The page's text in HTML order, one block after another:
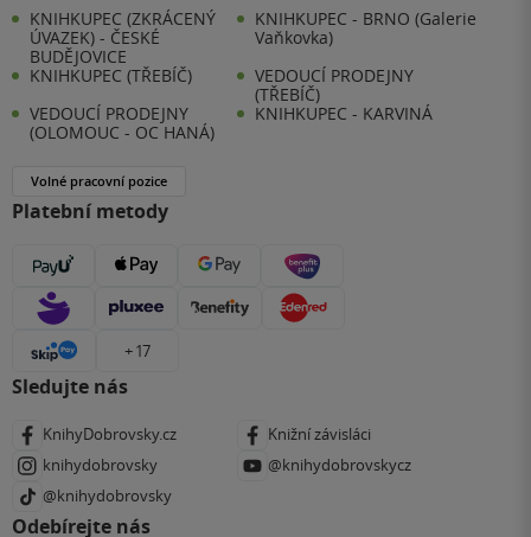
KNIHKUPEC (ZKRÁCENÝ
ÚVAZEK) - ČESKÉ
BUDĚJOVICE
KNIHKUPEC - BRNO (Galerie
Vaňkovka)
KNIHKUPEC (TŘEBÍČ)
VEDOUCÍ PRODEJNY
(TŘEBÍČ)
VEDOUCÍ PRODEJNY
(OLOMOUC - OC HANÁ)
KNIHKUPEC - KARVINÁ
Volné pracovní pozice
Platební metody
+ 17
Sledujte nás
KnihyDobrovsky.cz
Knižní závisláci
knihydobrovsky
@knihydobrovskycz
@knihydobrovsky
Odebírejte nás